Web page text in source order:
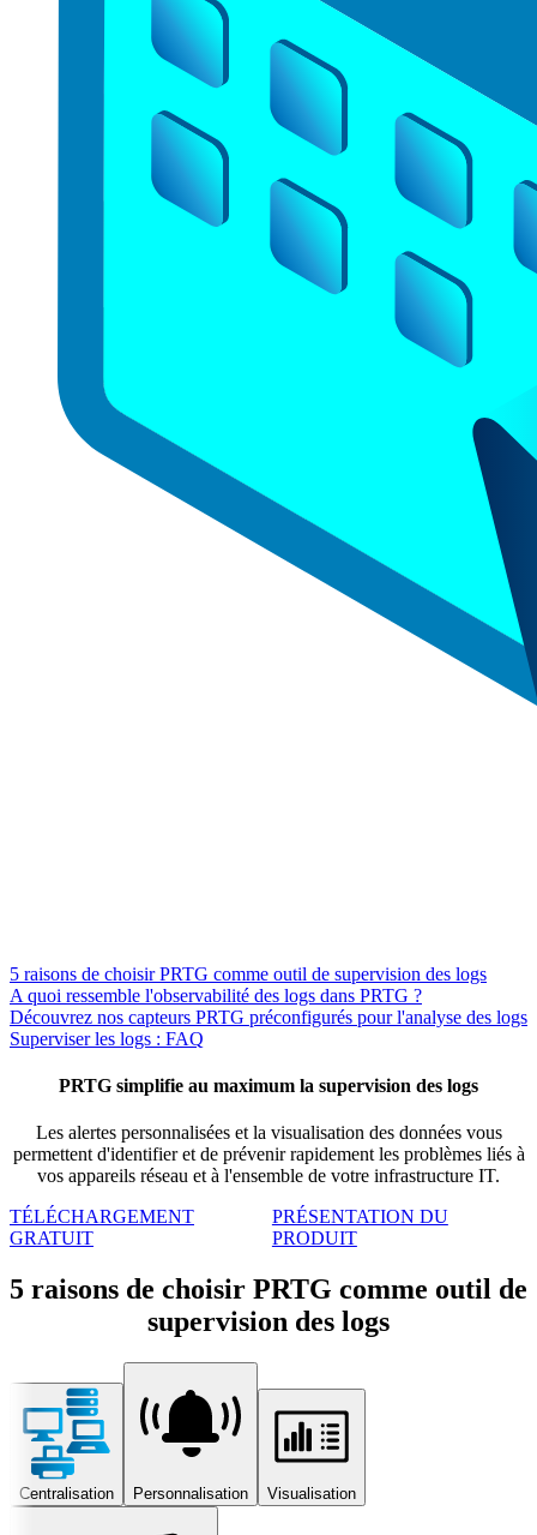
5 raisons de choisir PRTG comme outil de supervision des logs
A quoi ressemble l'observabilité des logs dans PRTG ?
Découvrez nos capteurs PRTG préconfigurés pour l'analyse des logs
Superviser les logs : FAQ
PRTG simplifie au maximum la supervision des logs
Les alertes personnalisées et la visualisation des données vous
permettent d'identifier et de prévenir rapidement les problèmes liés à
vos appareils réseau et à l'ensemble de votre infrastructure IT.
TÉLÉCHARGEMENT
GRATUIT
PRÉSENTATION DU
PRODUIT
5 raisons de choisir PRTG comme outil de
supervision des logs
Centralisation Personnalisation Visualisation